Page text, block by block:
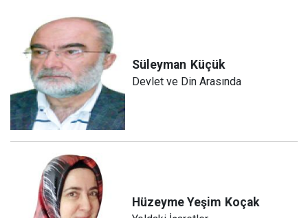
Süleyman Küçük
Devlet ve Din Arasında
Hüzeyme Yeşim Koçak